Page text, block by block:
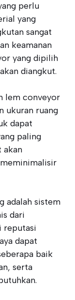
perlu
yang
sangat
keamanan
yang dipilih
diangkut.
lem conveyor
ukuran ruang
dapat
paling
akan
adalah sistem
dari
reputasi
dapat
baik
serta